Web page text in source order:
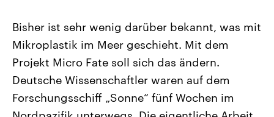
Landtagswahl Sachsen-Anhalt
2026
Alle Informationen
Sachsen-Anhalt wählt am 6.
September 2026 einen neuen
Landtag. Seit 2021 wird das
Bundesland von einer Koalition aus
USA
Aktuelle Beiträge,
Hintergründe
Wirtschaftlich und
gehören die Vereinigten
den mächtigsten Ländern
mit großem Einfluss auf
Bisher ist sehr wenig darüber bekannt, was mit
Mikroplastik im Meer geschieht. Mit dem
Projekt Micro Fate soll sich das ändern.
Deutsche Wissenschaftler waren auf dem
Forschungsschiff „Sonne“ fünf Wochen im